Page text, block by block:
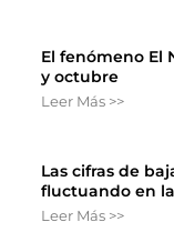
El fenómeno El
y octubre
Leer Más >>
Las cifras de
fluctuando en
Leer Más >>